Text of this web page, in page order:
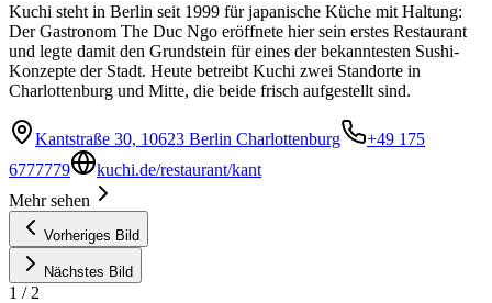
Kuchi steht in Berlin seit 1999 für japanische Küche mit Haltung:
Der Gastronom The Duc Ngo eröffnete hier sein erstes Restaurant
und legte damit den Grundstein für eines der bekanntesten Sushi-
Konzepte der Stadt. Heute betreibt Kuchi zwei Standorte in
Charlottenburg und Mitte, die beide frisch aufgestellt sind.
Kantstraße 30, 10623 Berlin Charlottenburg
+49 175
6777779
kuchi.de/restaurant/kant
Mehr sehen
Vorheriges Bild
Nächstes Bild
1 / 2